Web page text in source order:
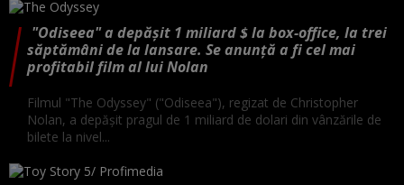
"Odiseea" a depășit 1 miliard $ la box-office, la trei
săptămâni de la lansare. Se anunță a fi cel mai
profitabil film al lui Nolan
Filmul "The Odyssey" ("Odiseea"), regizat de Christopher
Nolan, a depăşit pragul de 1 miliard de dolari din vânzările de
bilete la nivel...